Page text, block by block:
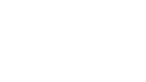
撮影後は、独自の編集技術で